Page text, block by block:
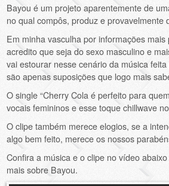
Bayou é um projeto aparentemente de
no qual compôs, produz e provavelmente
Em minha vasculha por informações
acredito que seja do sexo masculino e
vai estourar nesse cenário da música
são apenas suposições que logo mais
O single “Cherry Cola é perfeito para
vocais femininos e esse toque chillwave
O clipe também merece elogios, se a
algo bem feito, merece os nossos
Confira a música e o clipe no vídeo
mais sobre Bayou.